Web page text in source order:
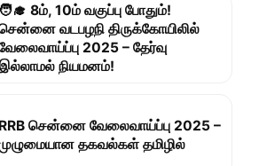
🧑‍🎓 8ம், 10ம் வகுப்பு போதும்!
வடபழநி திருக்கோயிலில்
2025 – தேர்வு
நியமனம்!
RRB சென்னை வேலைவாய்ப்பு 2025 –
தகவல்கள் தமிழில்